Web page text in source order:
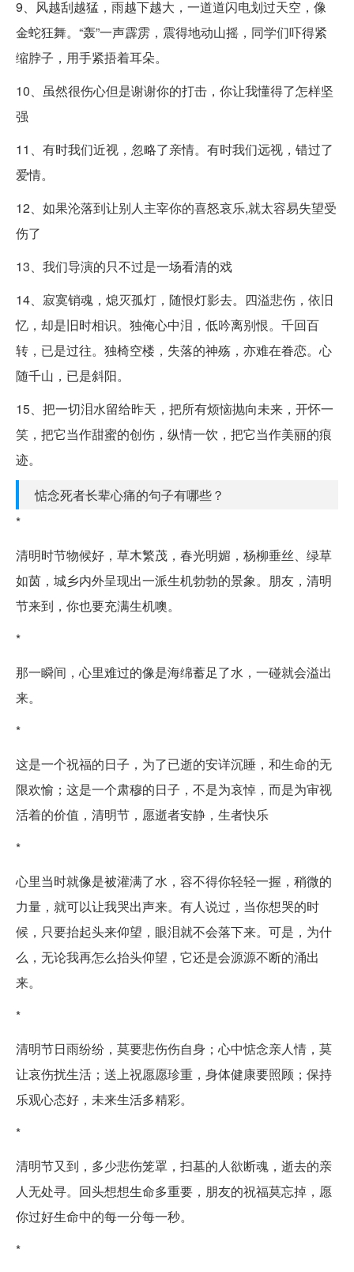
9、风越刮越猛，雨越下越大，一道道闪电划过天空，像
金蛇狂舞。“轰”一声霹雳，震得地动山摇，同学们吓得紧
缩脖子，用手紧捂着耳朵。
10、虽然很伤心但是谢谢你的打击，你让我懂得了怎样坚
强
11、有时我们近视，忽略了亲情。有时我们远视，错过了
爱情。
12、如果沦落到让别人主宰你的喜怒哀乐,就太容易失望受
伤了
13、我们导演的只不过是一场看清的戏
14、寂寞销魂，熄灭孤灯，随恨灯影去。四溢悲伤，依旧
忆，却是旧时相识。独俺心中泪，低吟离别恨。千回百
转，已是过往。独椅空楼，失落的神殇，亦难在眷恋。心
随千山，已是斜阳。
15、把一切泪水留给昨天，把所有烦恼抛向未来，开怀一
笑，把它当作甜蜜的创伤，纵情一饮，把它当作美丽的痕
迹。
惦念死者长辈心痛的句子有哪些？
*
清明时节物候好，草木繁茂，春光明媚，杨柳垂丝、绿草
如茵，城乡内外呈现出一派生机勃勃的景象。朋友，清明
节来到，你也要充满生机噢。
*
那一瞬间，心里难过的像是海绵蓄足了水，一碰就会溢出
来。
*
这是一个祝福的日子，为了已逝的安详沉睡，和生命的无
限欢愉；这是一个肃穆的日子，不是为哀悼，而是为审视
活着的价值，清明节，愿逝者安静，生者快乐
*
心里当时就像是被灌满了水，容不得你轻轻一握，稍微的
力量，就可以让我哭出声来。有人说过，当你想哭的时
候，只要抬起头来仰望，眼泪就不会落下来。可是，为什
么，无论我再怎么抬头仰望，它还是会源源不断的涌出
来。
*
清明节日雨纷纷，莫要悲伤伤自身；心中惦念亲人情，莫
让哀伤扰生活；送上祝愿愿珍重，身体健康要照顾；保持
乐观心态好，未来生活多精彩。
*
清明节又到，多少悲伤笼罩，扫墓的人欲断魂，逝去的亲
人无处寻。回头想想生命多重要，朋友的祝福莫忘掉，愿
你过好生命中的每一分每一秒。
*